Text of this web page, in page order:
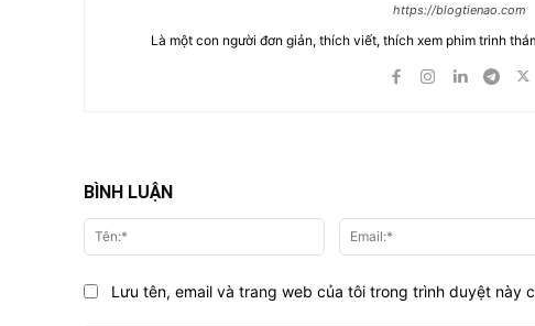
https://blogtienao.com
Là một con người đơn giản, thích viết, thích xem phim trinh
BÌNH LUẬN
Tên:*
Lưu tên, email và trang web của tôi trong trình duyệt này